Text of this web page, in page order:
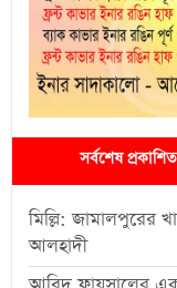
সর্বশেষ প্রকাশিত
মিল্লি: জামালপুরের
আলহাদী